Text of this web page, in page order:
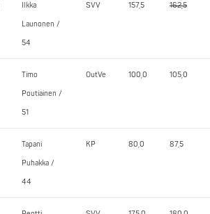
Ilkka
Launonen /
54
SVV 157,5 162,5
Timo
Poutiainen /
51
OutVe 100,0 105,0
Tapani
Puhakka /
44
KP 80,0 87,5